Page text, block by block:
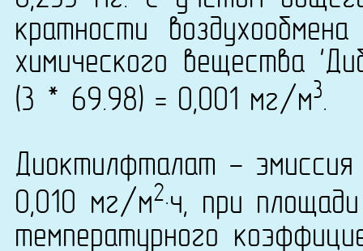
кратности
химического вещества
(3 * 69.98) = 0,001 мг/м3.
Диоктилфталат - эмиссия
0,010 мг/м2·ч, при
температурного